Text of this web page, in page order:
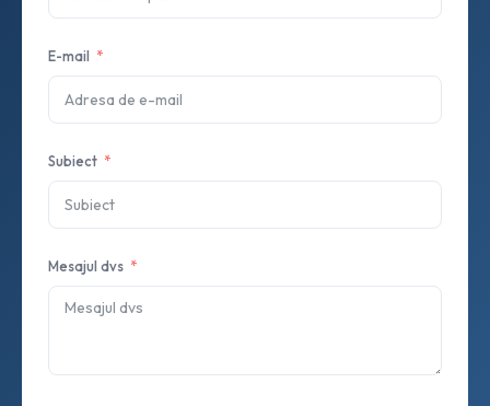
E-mail
Subiect
Mesajul dvs